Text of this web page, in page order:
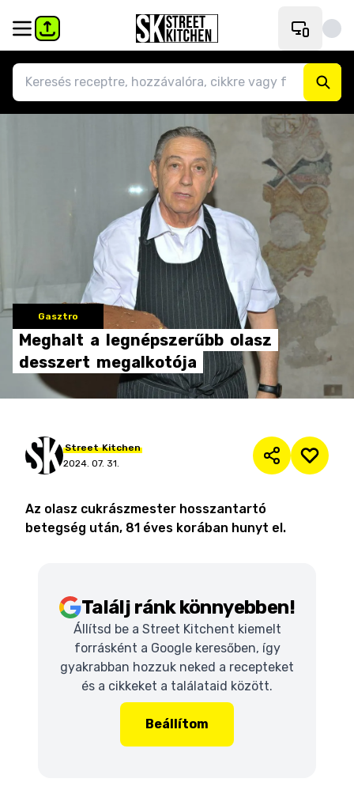
Gasztro
Meghalt a legnépszerűbb olasz
desszert megalkotója
Street Kitchen
2024. 07. 31.
Az olasz cukrászmester hosszantartó
betegség után, 81 éves korában hunyt el.
Találj ránk könnyebben!
Állítsd be a Street Kitchent kiemelt
forrásként a Google keresőben, így
gyakrabban hozzuk neked a recepteket
és a cikkeket a találataid között.
Beállítom